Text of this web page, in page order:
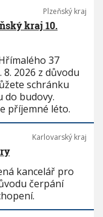
Plzeňský kraj
kraj 10.
37
8. 2026 z důvodu
schránku
do budovy.
příjemné léto.
Karlovarský kraj
kancelář pro
čerpání